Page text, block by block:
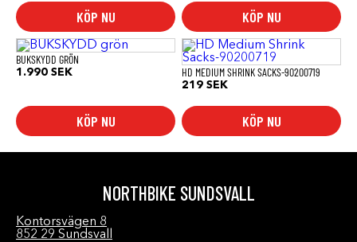
KÖP NU KÖP NU
BUKSKYDD GRÖN
1.990 SEK
KÖP NU
HD MEDIUM SHRINK SACKS-90200719
219 SEK
KÖP NU
NORTHBIKE SUNDSVALL
Kontorsvägen 8
852 29 Sundsvall